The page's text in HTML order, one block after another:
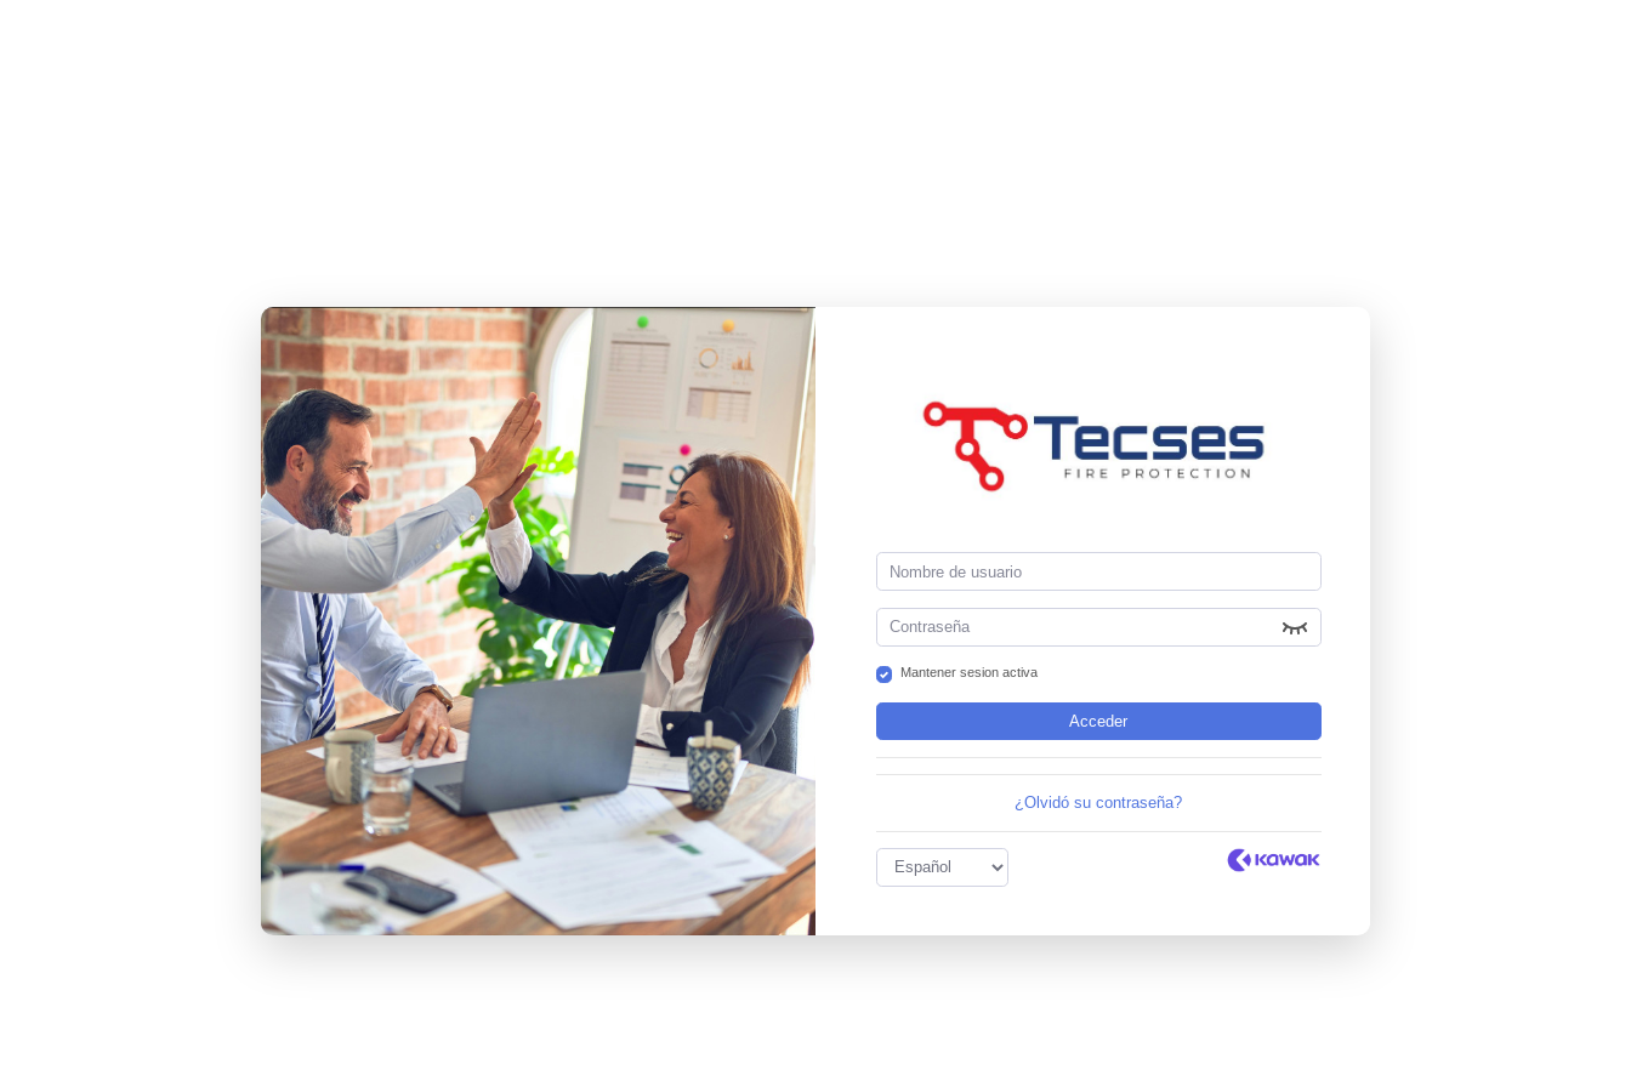
Mantener sesion activa
¿Olvidó su contraseña?